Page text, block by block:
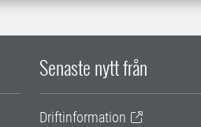
Senaste nytt från
Driftinformation